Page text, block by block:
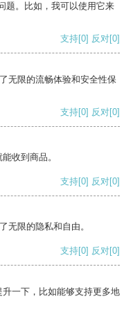
题。比如，我可以使用它来
支持[0] 反对[0]
无限的流畅体验和安全性保
支持[0] 反对[0]
收到商品。
支持[0] 反对[0]
无限的隐私和自由。
支持[0] 反对[0]
一下，比如能够支持更多地